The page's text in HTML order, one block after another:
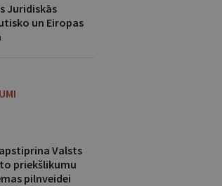
Juridiskās
un Eiropas
Valsts
priekšlikumu
pilnveidei